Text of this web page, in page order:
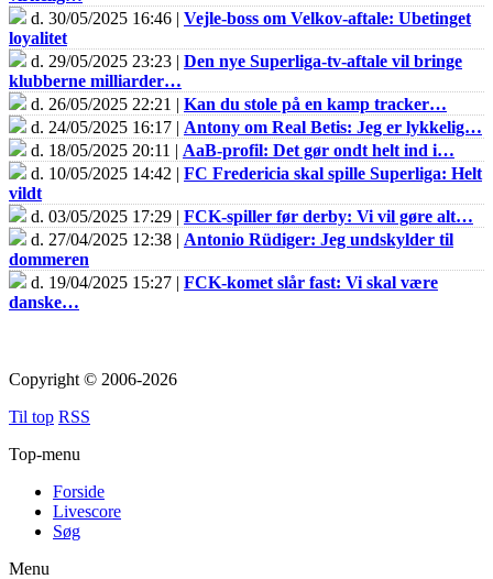
d. 30/05/2025 16:46 | Vejle-boss om Velkov-aftale: Ubetinget
loyalitet
d. 29/05/2025 23:23 | Den nye Superliga-tv-aftale vil bringe
klubberne milliarder…
d. 26/05/2025 22:21 | Kan du stole på en kamp tracker…
d. 24/05/2025 16:17 | Antony om Real Betis: Jeg er lykkelig…
d. 18/05/2025 20:11 | AaB-profil: Det gør ondt helt ind i…
d. 10/05/2025 14:42 | FC Fredericia skal spille Superliga: Helt
vildt
d. 03/05/2025 17:29 | FCK-spiller før derby: Vi vil gøre alt…
d. 27/04/2025 12:38 | Antonio Rüdiger: Jeg undskylder til
dommeren
d. 19/04/2025 15:27 | FCK-komet slår fast: Vi skal være
danske…
Copyright © 2006-2026
Til top RSS
Top-menu
Forside
Livescore
Søg
Menu